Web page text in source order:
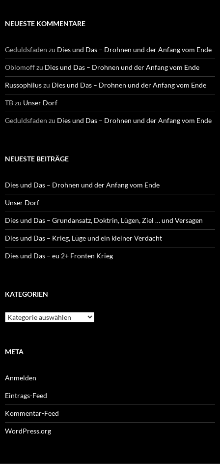
e
a
c
h
:
NEUESTE KOMMENTARE
Geduldsfaden zu Dies und Das – Drohnen und der Anfang vom Ende
Oblomoffzu Dies und Das – Drohnen und der Anfang vom Ende
Russophiluszu Dies und Das – Drohnen und der Anfang vom Ende
TBzu Unser Dorf
Geduldsfaden zu Dies und Das – Drohnen und der Anfang vom Ende
NEUESTE BEITRÄGE
Dies und Das – Drohnen und der Anfang vom Ende
Unser Dorf
Dies und Das – Grundansatz, Doktrin, Lügen, Ziel … und Versagen
Dies und Das – Krieg, Lüge und ein kleiner Verdacht
Dies und Das – eu 2+ Fronten Krieg
KATEGORIEN
K
a
g
i
e
n
META
Anmelden
Eintrags-Feed
Kommentar-Feed
WordPress.org